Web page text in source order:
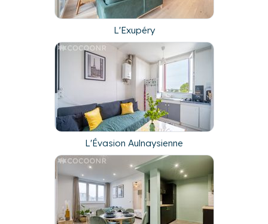
L'Exupéry
L'Évasion Aulnaysienne